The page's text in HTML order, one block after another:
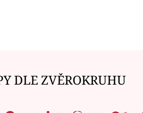
DLE ZVĚROKRUHU